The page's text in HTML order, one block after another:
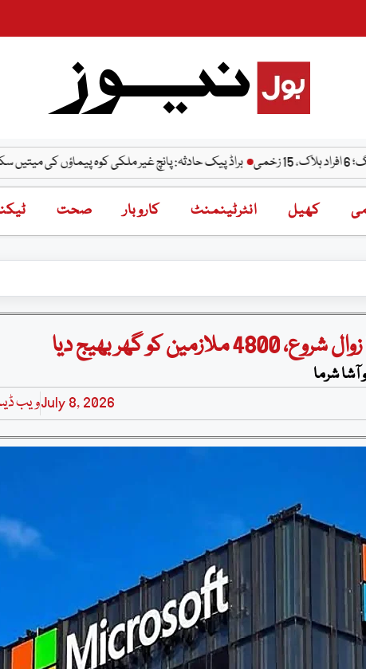
براڈ پیک حادثہ: پانچ غیر ملکی کوہ پیماؤں کی میتیں سکردو سے
کھیل انٹرٹینمنٹ کاروبار صحت
گھر بھیج دیا
شرما
ویبJuly 8, 2026